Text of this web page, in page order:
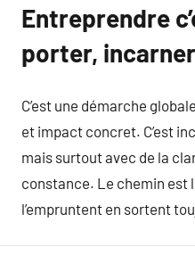
Entreprendre
porter, incarner
C’est une démarche
et impact concret. C’est
mais surtout avec de la
constance. Le chemin est
l’empruntent en sortent